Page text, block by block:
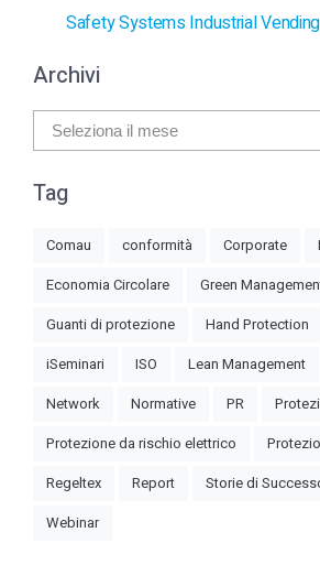
Safety Systems Industrial Vending
Archivi
Archivi
Tag
Comau conformità Corporate
Economia Circolare
Green
Guanti di protezione
Hand Protection
iSeminari
ISO Lean Management
Network
Normative PR
Protezione da rischio elettrico
Regeltex
Report Storie di
Webinar